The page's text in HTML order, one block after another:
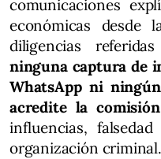
comunicaciones
económicas desde
diligencias
ninguna captura de
WhatsApp ni
acredite la
influencias,
organización criminal.